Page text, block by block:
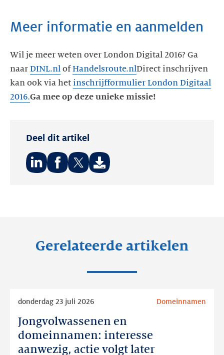
Meer informatie en aanmelden
Wil je meer weten over London Digital 2016? Ga
naar DINL.nl ofHandelsroute.nlDirect inschrijven
kan ook via het inschrijfformulier London Digitaal
2016.Ga mee op deze unieke missie!
Deel dit artikel
Gerelateerde artikelen
Jongvolwassenen en
domeinnamen: interesse
aanwezig, actie volgt later
donderdag 23 juli 2026 Domeinnamen
Jongvolwassenen